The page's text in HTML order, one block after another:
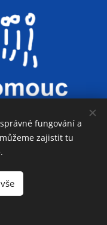
fungování a
zajistit tu